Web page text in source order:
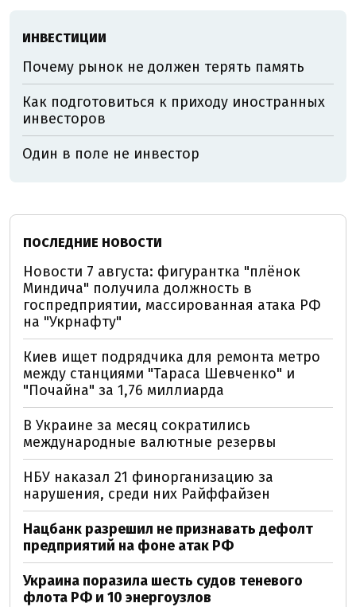
ИНВЕСТИЦИИ
Почему рынок не должен терять память
Как подготовиться к приходу иностранных
инвесторов
Один в поле не инвестор
ПОСЛЕДНИЕ НОВОСТИ
Новости 7 августа: фигурантка "плёнок
Миндича" получила должность в
госпредприятии, массированная атака РФ
на "Укрнафту"
Киев ищет подрядчика для ремонта метро
между станциями "Тараса Шевченко" и
"Почайна" за 1,76 миллиарда
В Украине за месяц сократились
международные валютные резервы
НБУ наказал 21 финорганизацию за
нарушения, среди них Райффайзен
Нацбанк разрешил не признавать дефолт
предприятий на фоне атак РФ
Украина поразила шесть судов теневого
флота РФ и 10 энергоузлов